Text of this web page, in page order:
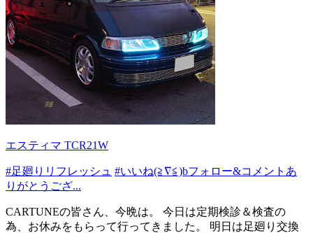
エスティマ TCR21W
#足廻りリフレッシュ #いいね(≧∇≦)bフォロー&コメントあ
りがとうござ...
CARTUNEの皆さん、今晩は。 今日は定期検診＆検査の
為、お休みをもらって行ってきました。 明日は足廻り交換